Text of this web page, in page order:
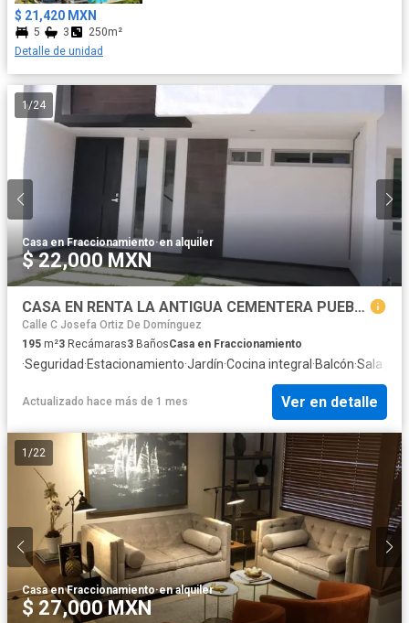
$ 21,420 MXN
5 3
250m²
Detalle de unidad
1/24
Casa en Fraccionamiento·en alquiler
$ 22,000 MXN
CASA EN RENTA LA ANTIGUA CEMENTERA PUEBLA
Calle C Josefa Ortiz De Domínguez
195 m²3 Recámaras3 BañosCasa en Fraccionamiento
·Seguridad·Estacionamiento·Jardín·Cocina integral ·Balcón·Sala
Actualizado hace más de 1 mes Ver en detalle
1 /22
Casa en Fraccionamiento·en alquiler
$ 27,000 MXN